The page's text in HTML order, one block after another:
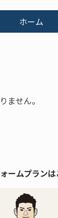
ホーム
ません。
ームプラン